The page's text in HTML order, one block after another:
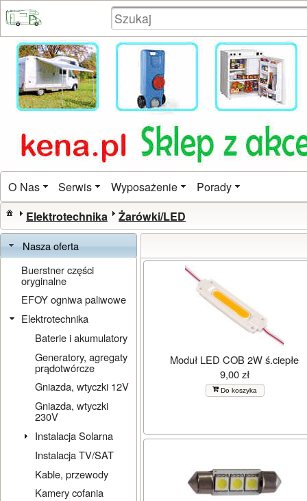
O Nas Serwis Wyposażenie Porady
Elektrotechnika Żarówki/LED
Nasza oferta
Buerstner części
oryginalne
EFOY ogniwa paliwowe
Elektrotechnika
Baterie i akumulatory
Generatory, agregaty
prądotwórcze
Gniazda, wtyczki 12V
Gniazda, wtyczki
230V
Instalacja Solarna
Instalacja TV/SAT
Kable, przewody
Kamery cofania
Moduł LED COB 2W ś.ciepłe
9,00 zł
Do koszyka